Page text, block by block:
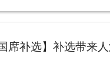
席补选】补选带来